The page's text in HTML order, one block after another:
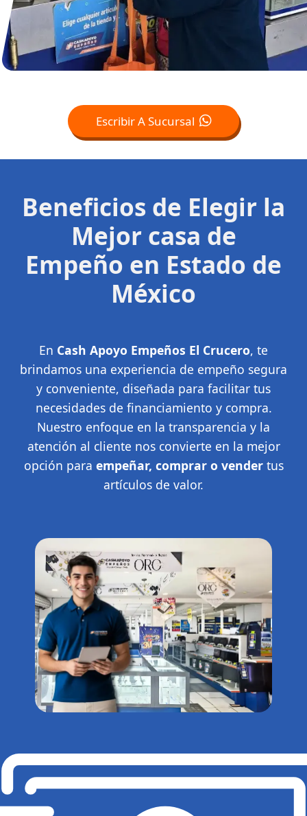
Escribir A Sucursal
Beneficios de Elegir la
Mejor casa de
Empeño en Estado de
México
En Cash Apoyo Empeños El Crucero, te
brindamos una experiencia de empeño segura
y conveniente, diseñada para facilitar tus
necesidades de financiamiento y compra.
Nuestro enfoque en la transparencia y la
atención al cliente nos convierte en la mejor
opción para empeñar, comprar o vendertus
artículos de valor.